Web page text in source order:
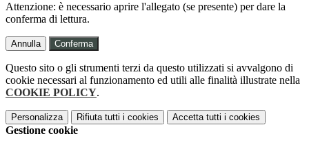
Attenzione: è necessario aprire l'allegato (se presente) per dare la
conferma di lettura.
Annulla Conferma
Questo sito o gli strumenti terzi da questo utilizzati si avvalgono di
cookie necessari al funzionamento ed utili alle finalità illustrate nella
COOKIE POLICY.
Personalizza Rifiuta tutti i cookies Accetta tutti i cookies
Gestione cookie